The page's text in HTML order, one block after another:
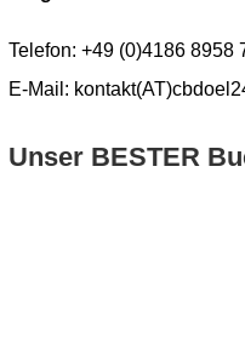
Telefon: +49 (0)4186 8958
E-Mail:
Unser BESTER